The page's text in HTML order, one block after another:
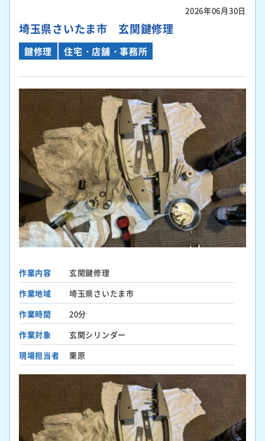
2026年06月30日
埼玉県さいたま市 玄関鍵修理
鍵修理 住宅・店舗・事務所
作業内容
玄関鍵修理
作業地域
埼玉県さいたま市
作業時間
20分
作業対象
玄関シリンダー
現場担当者
栗原